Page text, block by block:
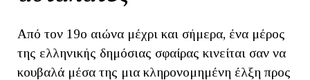
Από τον 19ο αιώνα μέχρι και σήμερα, ένα μέρος
της ελληνικής δημόσιας σφαίρας κινείται σαν να
κουβαλά μέσα της μια κληρονομημένη έλξη προς